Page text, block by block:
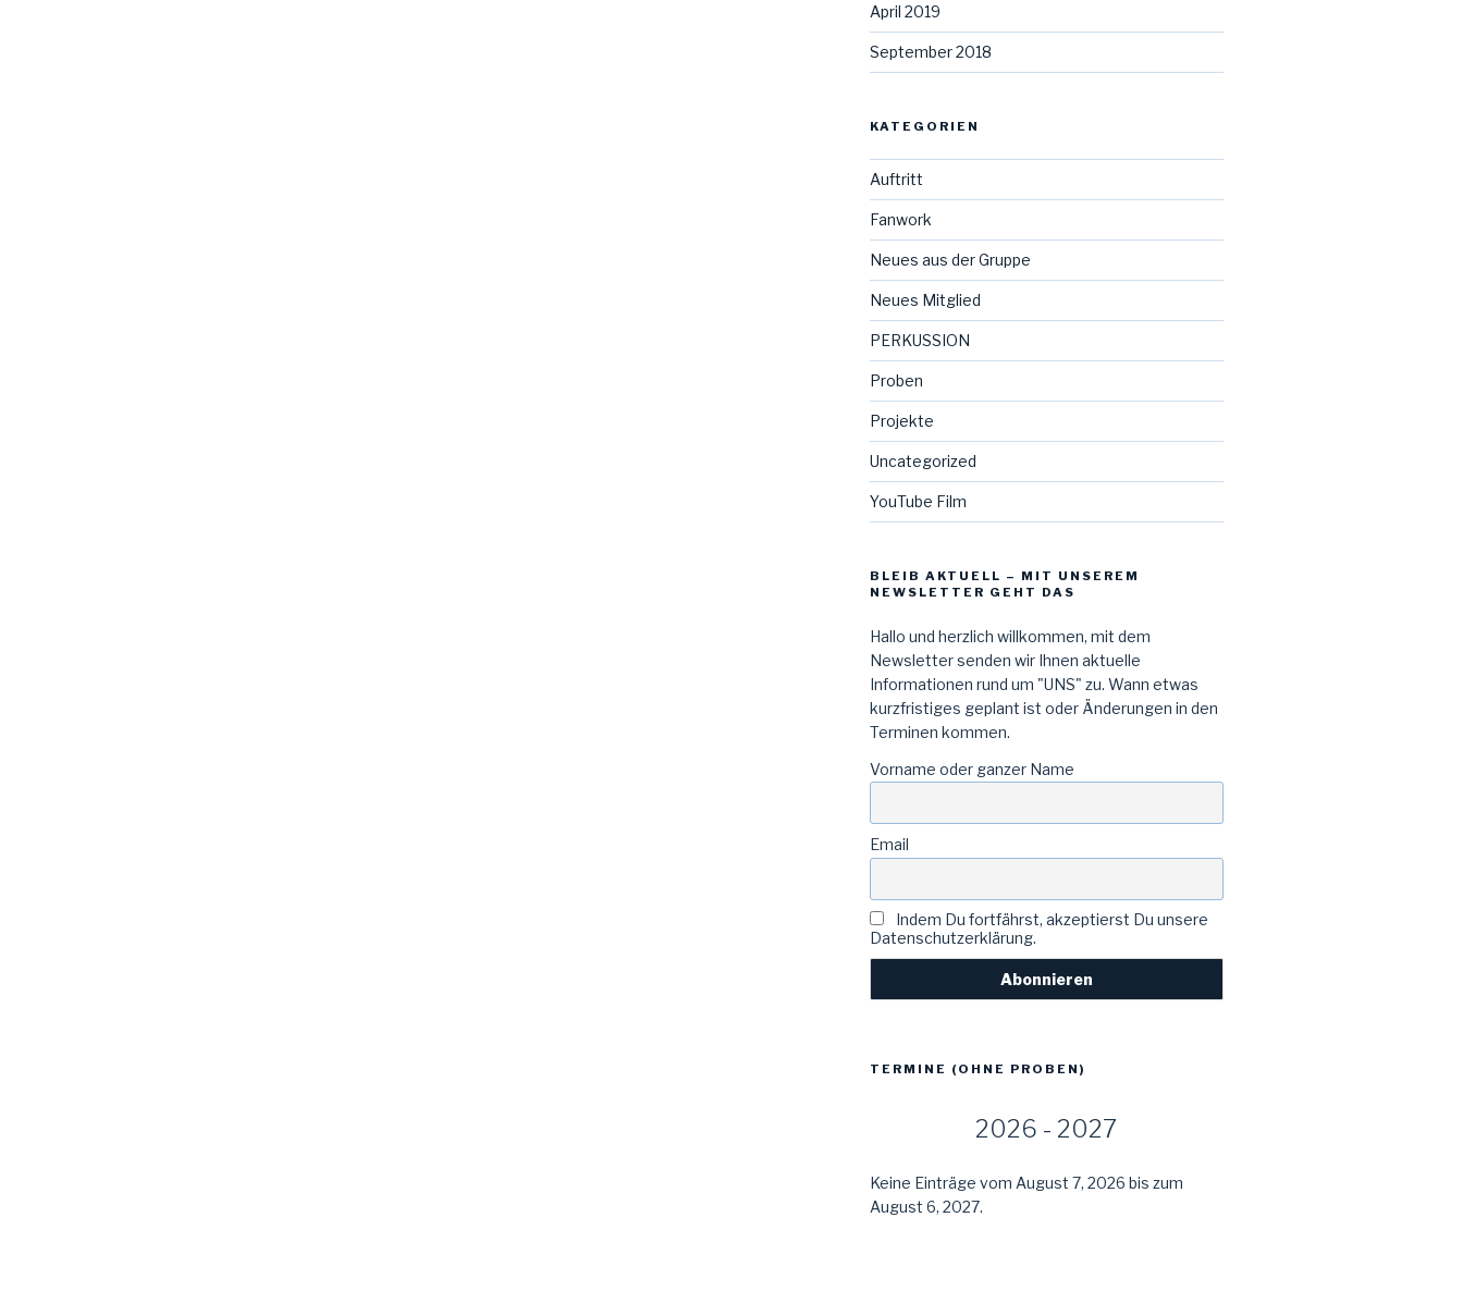
April 2019
September 2018
KATEGORIEN
Auftritt
Fanwork
Neues aus der Gruppe
Neues Mitglied
PERKUSSION
Proben
Projekte
Uncategorized
YouTube Film
BLEIB AKTUELL – MIT UNSEREM
NEWSLETTER GEHT DAS
Hallo und herzlich willkommen, mit dem
Newsletter senden wir Ihnen aktuelle
Informationen rund um "UNS" zu. Wann etwas
kurzfristiges geplant ist oder Änderungen in den
Terminen kommen.
Vorname oder ganzer Name
Email
Indem Du fortfährst, akzeptierst Du unsere
Datenschutzerklärung.
TERMINE (OHNE PROBEN)
2026 - 2027
Keine Einträge vom August 7, 2026 bis zum
August 6, 2027.